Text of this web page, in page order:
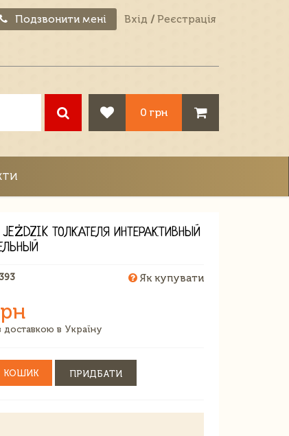
Подзвонити мені Вхід / Реєстрація
0 грн
JEŻDZIK ТОЛКАТЕЛЯ ИНТЕРАКТИВНЫЙ
Як купувати
доставкою в Україну
КОШИК ПРИДБАТИ